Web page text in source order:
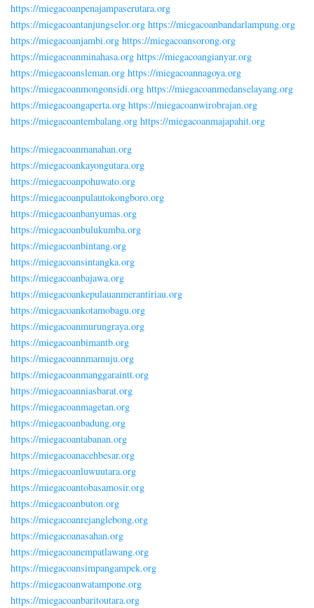
https://miegacoanpenajampaserutara.org
https://miegacoantanjungselor.org https://miegacoanbandarlampung.org
https://miegacoanjambi.org https://miegacoansorong.org
https://miegacoanminahasa.org https://miegacoangianyar.org
https://miegacoansleman.org https://miegacoannagoya.org
https://miegacoanmongonsidi.org https://miegacoanmedanselayang.org
https://miegacoangaperta.org https://miegacoanwirobrajan.org
https://miegacoantembalang.org https://miegacoanmajapahit.org
https://miegacoanmanahan.org
https://miegacoankayongutara.org
https://miegacoanpohuwato.org
https://miegacoanpulautokongboro.org
https://miegacoanbanyumas.org
https://miegacoanbulukumba.org
https://miegacoanbintang.org
https://miegacoansintangka.org
https://miegacoanbajawa.org
https://miegacoankepulauanmerantiriau.org
https://miegacoankotamobagu.org
https://miegacoanmurungraya.org
https://miegacoanbimantb.org
https://miegacoannmamuju.org
https://miegacoanmanggaraintt.org
https://miegacoanniasbarat.org
https://miegacoanmagetan.org
https://miegacoanbadung.org
https://miegacoantabanan.org
https://miegacoanacehbesar.org
https://miegacoanluwuutara.org
https://miegacoantobasamosir.org
https://miegacoanbuton.org
https://miegacoanrejanglebong.org
https://miegacoanasahan.org
https://miegacoanempatlawang.org
https://miegacoansimpangampek.org
https://miegacoanwatampone.org
https://miegacoanbaritoutara.org